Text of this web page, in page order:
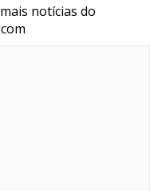
notícias do